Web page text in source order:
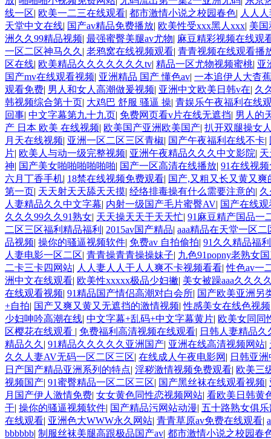
线一区| 欧美一二三在线观看| 都市激情小说之校园春色| 人人
天堂中文在线| 国产av精品免费播放| 欧美性受xxx黑人xxx| 美
洲久久99精品视频| 最强蜜臀美腿av尤物| 麻豆精彩视频在线观
一区二区神马久久 | 老鸦窝在线视频观看| 青青视频在线观看播
区在线| 欧美精品久久久久久久久tv| 精品一区尤物视频蜜桃| 亚
国产mv在线观看视频| 亚洲精品 国产 懂色av| 一本追伊人大杳
观看免费| 男人和女人高潮做爰视频| 亚洲中文欧美日韩v在| 久
韩视频综合第十页| 大鸡巴 舒服 骚逼 操| 青娱乐午夜福利在线
回事| 中文字幕第九十九页| 免费网页看v片在线无遮挡| 男人的
产 日本 欧美 在线视频| 欧美国产亚洲欧美国产| 扒开双腿操女
月天在线视频| 亚洲一区二区三区青椒| 国产午夜福利在线不卡|
片| 欧美人与动一级完整视频| 亚洲午夜精品久久久中文影院|
神| 国产美女啪啪啪啪啪啪| 国产一区高清在线播放| 91在线视
六月丁香手机| 18禁在线视频免费观看| 国产,又粗又长又黄又爽
第一页| 天天射天天舔天天摸| 经络排毒操有什么需要注意的|
人妻精品久久中文字幕| 内射一级国产毛片蜜臀AV| 国产在线观
久久久99久久91熟女| 天天操天天干天天忙| 91麻豆精产国品一
二区三区福利精品福利 | 2015av国产精品| aaa精品在天堂一区二
品视频| 操你的骚逼视频软件| 免费av 自拍偷拍| 91久久精品福
人妻电影一区二区| 青青操青青操操妹子| 九色91popny老熟女
二卡三卡四网站| 人人妻人人干人人爽不卡视频看看|性色av一
洲中文在线观看| 欧美性xxxxx极品少妇撇| 美女被躁aaa久久久
在线观看视频| 91精品国产情侣高潮对白会所| 国产欧美亚洲另
+自拍| 国产又爽又黄又无遮挡的激情视频|性感美女在线色视频
少妇呻吟高潮在线| 中文字幕+乱码+中文字幕黄片| 欧美女同同
区樱花在线观看 | 免费福利高清视频在线观看| 日韩人妻精品久
精品久久 | 91精品久久久久久亚洲国产| 亚洲在线高清视频网站|
久久人妻AV无码一区二区三区| 在线成人午夜电影网 | 日韩亚
日产国产精品亚洲系列的特点| 淫秽激情视频免费观看| 欧美三
视频国产| 91蜜臀精品一区二区三区| 国产黑丝袜在线观看视频|
月国产伊人激情免费| 女女黄色同性恋视频网站| 看欧美日韩黄
干| 操你的骚逼视频软件| 国产精品污网站动漫| 五十路熟女俱乐
在线观看| 亚洲色大WWW永久网站| 青青草原av免费在线观看|
bbbbbb| 制服丝袜美腿高跟极品国产av| 都市激情小说之校园春